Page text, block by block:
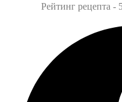
Рейтинг рецепта -